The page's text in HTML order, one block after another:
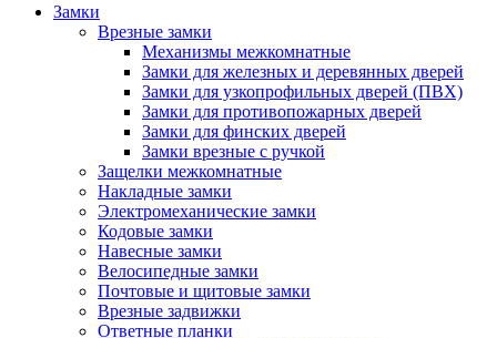
Замки
Врезные замки
Механизмы межкомнатные
Замки для железных и деревянных дверей
Замки для узкопрофильных дверей (ПВХ)
Замки для противопожарных дверей
Замки для финских дверей
Замки врезные с ручкой
Защелки межкомнатные
Накладные замки
Электромеханические замки
Кодовые замки
Навесные замки
Велосипедные замки
Почтовые и щитовые замки
Врезные задвижки
Ответные планки